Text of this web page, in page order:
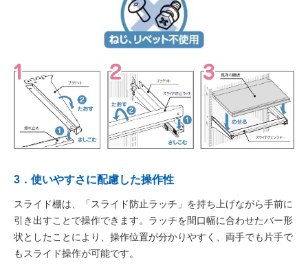
3．使いやすさに配慮した操作性
スライド棚は、「スライド防止ラッチ」を持ち上げながら手前に
引き出すことで操作できます。ラッチを間口幅に合わせたバー形
状としたことにより、操作位置が分かりやすく、両手でも片手で
もスライド操作が可能です。